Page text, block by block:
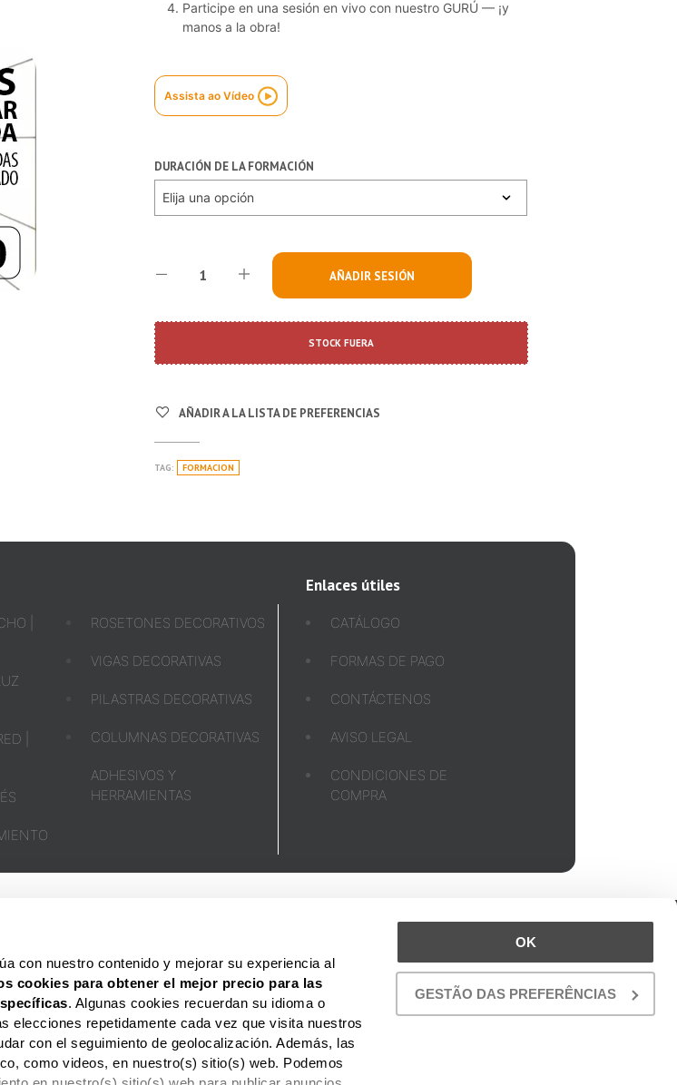
con nuestro contenido y mejorar su experiencia al
cookies para obtener el mejor precio para las
. Algunas cookies recuerdan su idioma o
elecciones repetidamente cada vez que visita nuestros
con el seguimiento de geolocalización. Además, las
como videos, en nuestro(s) sitio(s) web. Podemos
OK
GESTÃO DAS PREFERÊNCIAS
Participe en una sesión en vivo con nuestro GURÚ — ¡y
manos a la obra!
Assista ao Vídeo
DURACIÓN DE LA FORMACIÓN
AÑADIR SESIÓN
STOCK FUERA
AÑADIR A LA LISTA DE PREFERENCIAS
TAG: FORMACION
|
|
ROSETONES DECORATIVOS
VIGAS DECORATIVAS
PILASTRAS DECORATIVAS
COLUMNAS DECORATIVAS
ADHESIVOS Y
HERRAMIENTAS
Enlaces útiles
CATÁLOGO
FORMAS DE PAGO
CONTÁCTENOS
AVISO LEGAL
CONDICIONES DE
COMPRA